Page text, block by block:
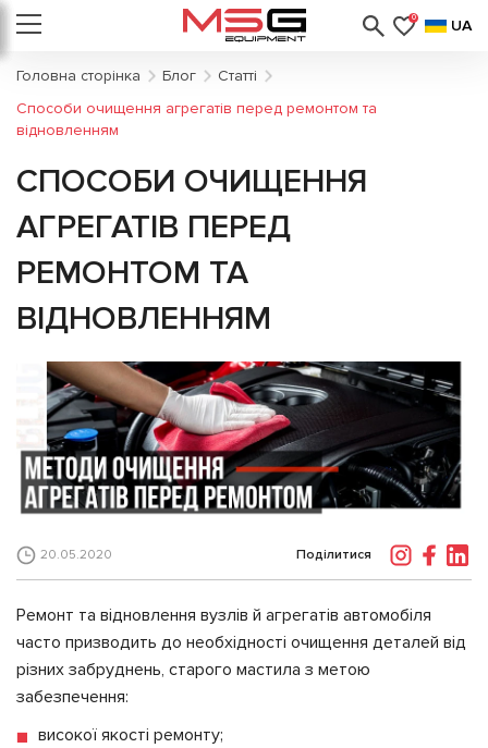
0 UA
Головна сторінка Блог
Статті
Способи очищення агрегатів перед ремонтом та
відновленням
СПОСОБИ ОЧИЩЕННЯ
АГРЕГАТІВ ПЕРЕД
РЕМОНТОМ ТА
ВІДНОВЛЕННЯМ
20.05.2020 Поділитися
Ремонт та відновлення вузлів й агрегатів автомобіля
часто призводить до необхідності очищення деталей від
різних забруднень, старого мастила з метою
забезпечення:
високої якості ремонту;